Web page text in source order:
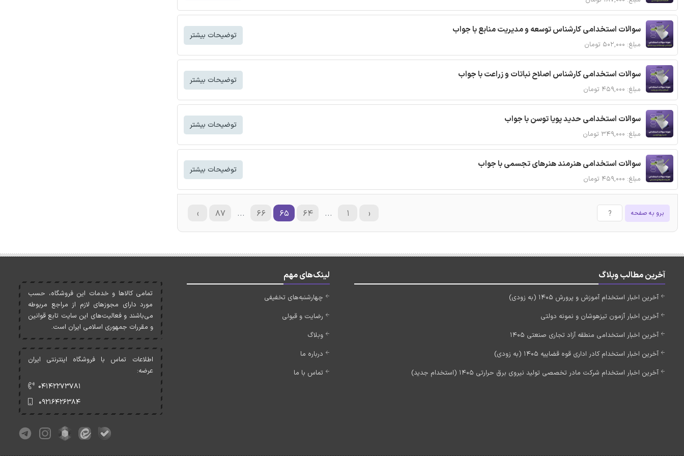
سوالات استخدامی کارشناس توسعه و مدیریت منابع با جواب
مبلغ: ۵۰۲,۰۰۰ تومان
توضیحات بیشتر
سوالات استخدامی کارشناس اصلاح نباتات و زراعت با جواب
مبلغ: ۴۵۹,۰۰۰ تومان
توضیحات بیشتر
سوالات استخدامی حدید پویا توسن با جواب
مبلغ: ۳۴۹,۰۰۰ تومان
توضیحات بیشتر
سوالات استخدامی هنرمند هنرهای تجسمی با جواب
مبلغ: ۴۵۹,۰۰۰ تومان
توضیحات بیشتر
برو به صفحه ‹ ۱ ... ۶۴ ۶۵ ۶۶ ... ۸۷ ›
آخرین مطالب وبلاگ
آخرین اخبار استخدام آموزش و پرورش 1405 (به زودی)
آخرین اخبار آزمون تیزهوشان و نمونه دولتی
آخرین اخبار استخدامی منطقه آزاد تجاری صنعتی 1405
آخرین اخبار استخدام کادر اداری قوه قضاییه 1405 (به زودی)
آخرین اخبار استخدام شرکت مادر تخصصی تولید نیروی برق حرارتی 1405 (استخدام جدید)
لینک‌های مهم
چهارشنبه‌های تخفیفی
رضایت و قبولی
وبلاگ
درباره ما
تماس با ما
تمامی کالاها و خدمات اين فروشگاه، حسب
مورد دارای مجوزهای لازم از مراجع مربوطه
می‌باشند و فعاليت‌های اين سايت تابع قوانين
و مقررات جمهوری اسلامی ايران است.
اطلاعات تماس با فروشگاه اینترنتی ایران
عرضه:
۰۴۱۴۲۲۷۳۷۸۱
۰۹۲۱۶۴۲۶۳۸۴